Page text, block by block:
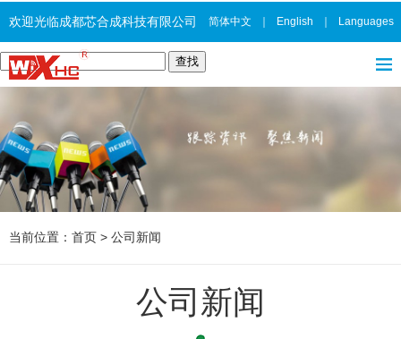
欢迎光临成都芯合成科技有限公司 简体中文 English Languages
当前位置： 首页 > 公司新闻
公司新闻